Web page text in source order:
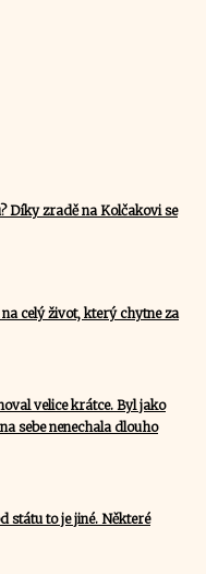
Díky zradě na Kolčakovi se
celý život, který chytne za
velice krátce. Byl jako
sebe nenechala dlouho
státu to je jiné. Některé